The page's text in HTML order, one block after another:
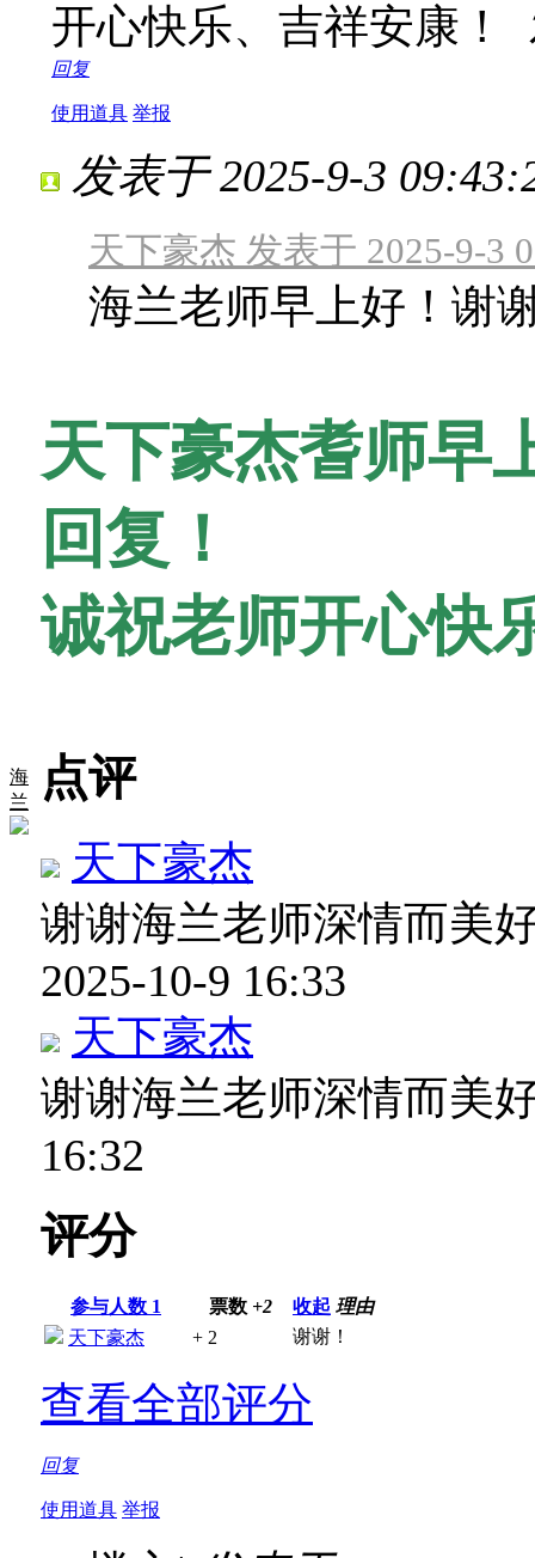
开心快乐、吉祥安康！
回复
使用道具 举报
海
兰
发表于 2025-9-3
天下豪杰 发表于 2025-9-3
海兰老师早上好！谢
天下豪杰耆师早
回复！
诚祝老师开心快
点评
天下豪杰
谢谢海兰老师深情而美
2025-10-9 16:33
天下豪杰
谢谢海兰老师深情而美
16:32
评分
参与人数 1 票数 +2 收起 理由
天下豪杰
+ 2 谢谢！
查看全部评分
回复
使用道具 举报